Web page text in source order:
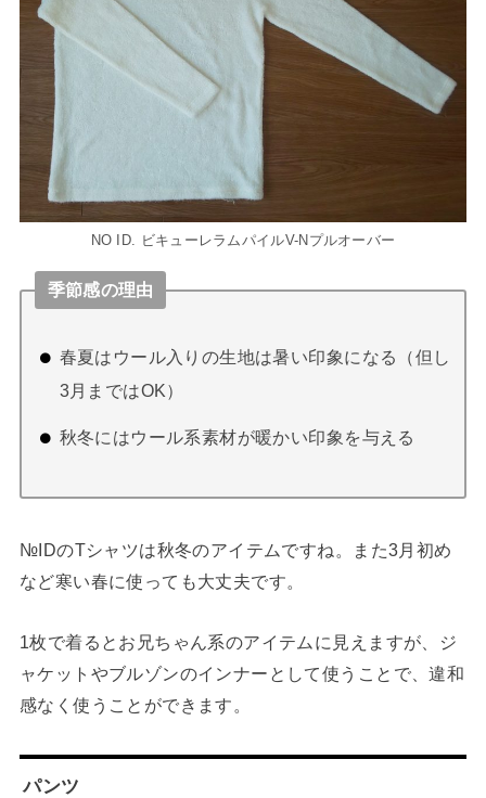
NO ID. ビキューレラムパイルV-Nプルオーバー
季節感の理由
春夏はウール入りの生地は暑い印象になる（但し
3月まではOK）
秋冬にはウール系素材が暖かい印象を与える
№IDのTシャツは秋冬のアイテムですね。また3月初め
など寒い春に使っても大丈夫です。
1枚で着るとお兄ちゃん系のアイテムに見えますが、ジ
ャケットやブルゾンのインナーとして使うことで、違和
感なく使うことができます。
パンツ